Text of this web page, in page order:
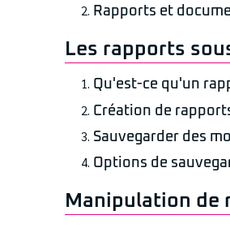
Rapports et
Les rapports
Qu'est-ce qu'un
Création de
Sauvegarder des
Options de
Manipulation de